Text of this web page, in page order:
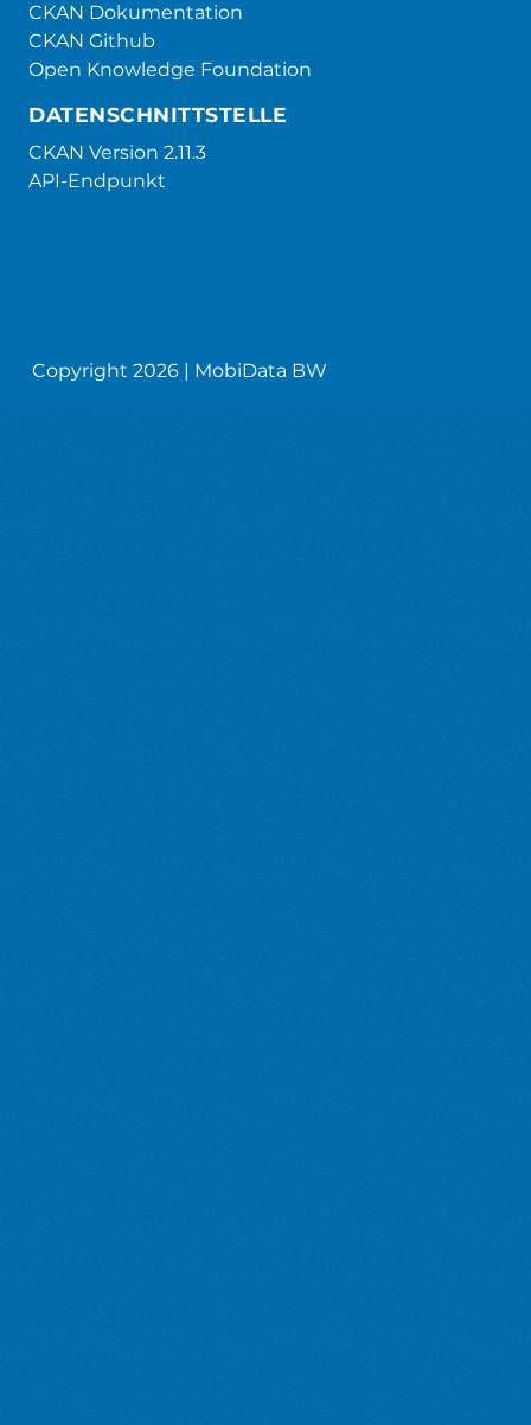
CKAN Dokumentation
CKAN Github
Open Knowledge Foundation
DATENSCHNITTSTELLE
CKAN Version 2.11.3
API-Endpunkt
Copyright 2026 | MobiData BW